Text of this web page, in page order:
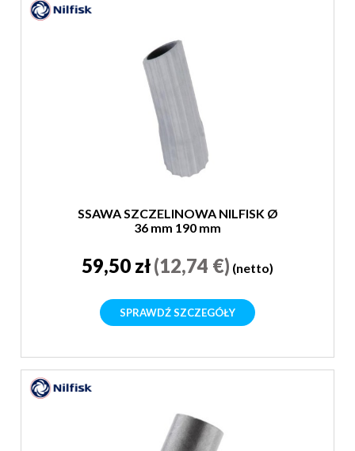
SSAWA SZCZELINOWA NILFISK Ø
36 mm 190 mm
59,50 zł(12,74 €) (netto)
SPRAWDŹ SZCZEGÓŁY